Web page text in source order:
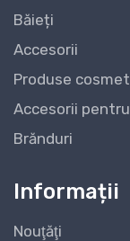
Băieți
Accesorii
Produse
Accesorii
Brănduri
Informații
Nouţăţi